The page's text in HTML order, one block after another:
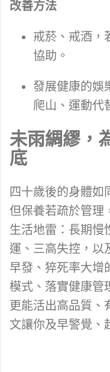
改善方法
戒菸、戒酒，
協助。
發展健康的娛
爬山、運動代
未雨綢繆，
底
四十歲後的身體如
但保養若疏於管理
生活地雷：長期慢
運、三高失控，以
早發、猝死率大增
模式、落實健康管
更能活出高品質、
文讓你及早警覺、